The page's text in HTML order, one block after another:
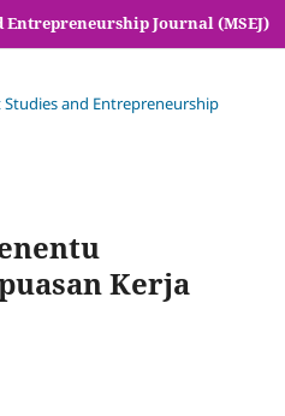
Entrepreneurship Journal (MSEJ)
Studies and Entrepreneurship
Kerja